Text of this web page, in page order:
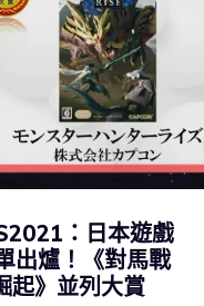
：日本遊戲
出爐！《對馬戰
起》並列大賞